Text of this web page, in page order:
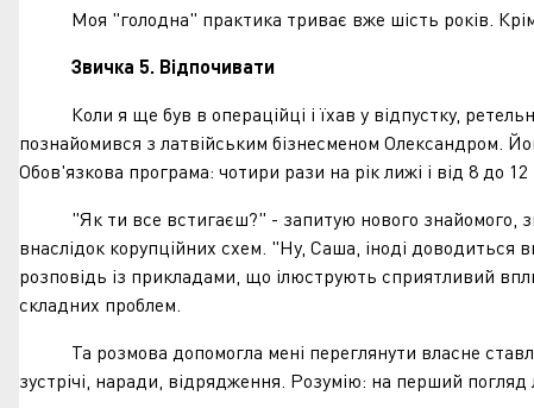
Моя "голодна" практика триває вже шість років. Крім
Звичка 5. Відпочивати
Коли я ще був в операційці і їхав у відпустку,
познайомився з латвійським бізнесменом Олександром.
Обов'язкова програма: чотири рази на рік лижі і від 8 до
"Як ти все встигаєш?" - запитую нового знайомого,
внаслідок корупційних схем. "Ну, Саша, іноді
розповідь із прикладами, що ілюструють сприятливий
складних проблем.
Та розмова допомогла мені переглянути власне
зустрічі, наради, відрядження. Розумію: на перший